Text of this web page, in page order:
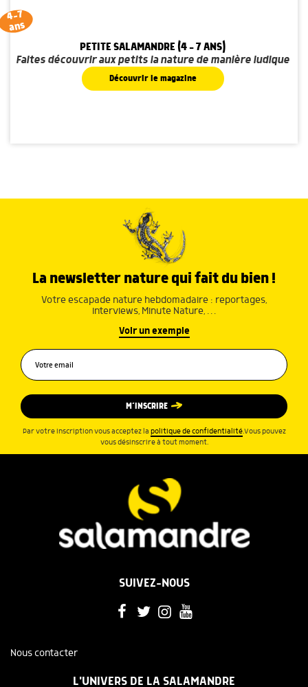
4-7
ans
PETITE SALAMANDRE (4 - 7 ANS)
Faites découvrir aux petits la nature de manière ludique
Découvrir le magazine
La newsletter nature qui fait du bien !
Votre escapade nature hebdomadaire : reportages,
interviews, Minute Nature, …
Voir un exemple
M’INSCRIRE
Par votre inscription vous acceptez la politique de confidentialité.Vous pouvez
vous désinscrire à tout moment.
SUIVEZ-NOUS
Nous contacter
L'UNIVERS DE LA SALAMANDRE